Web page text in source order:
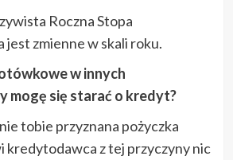
Roczna Stopa
zmienne w skali roku.
w innych
mogę się starać o kredyt?
tobie przyznana pożyczka
kredytodawca z tej przyczyny nic